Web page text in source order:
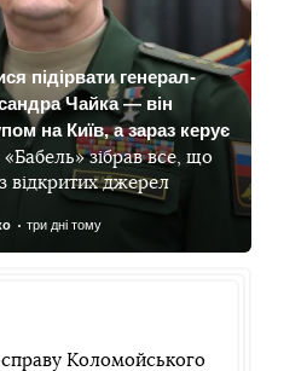
підірвати генерал-
Чайка — він
на Київ, а зараз керує
«Бабель» зібрав все, що
відкритих джерел
три дні тому
Коломойського